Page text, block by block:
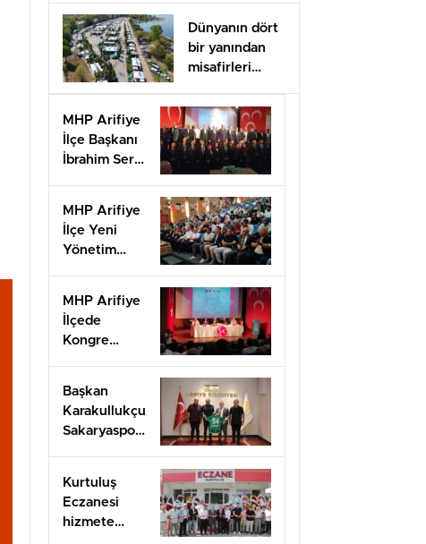
Dünyanın dört
bir yanından
misafirleri
fuar için geri
sayım
MHP Arifiye
İlçe Başkanı
İbrahim Sert
MHP Arifiye
İlçe Yeni
Yönetim
MHP Arifiye
İlçede
Kongre
Başkan
Karakullukçu
Sakaryaspor
Kurtuluş
Eczanesi
hizmete